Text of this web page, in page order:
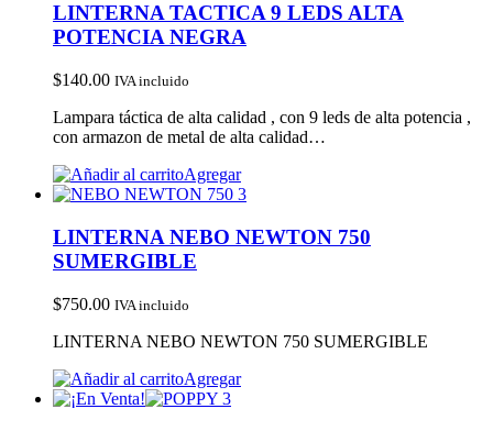
LINTERNA TACTICA 9 LEDS ALTA
POTENCIA NEGRA
$140.00 IVA incluido
Lampara táctica de alta calidad , con 9 leds de alta potencia ,
con armazon de metal de alta calidad…
Agregar
LINTERNA NEBO NEWTON 750
SUMERGIBLE
$750.00 IVA incluido
LINTERNA NEBO NEWTON 750 SUMERGIBLE
Agregar